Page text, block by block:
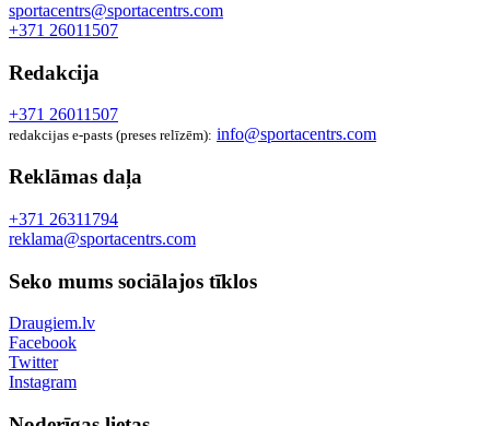
sportacentrs@sportacentrs.com
+371 26011507
Redakcija
+371 26011507
redakcijas e-pasts (preses relīzēm): info@sportacentrs.com
Reklāmas daļa
+371 26311794
reklama@sportacentrs.com
Seko mums sociālajos tīklos
Draugiem.lv
Facebook
Twitter
Instagram